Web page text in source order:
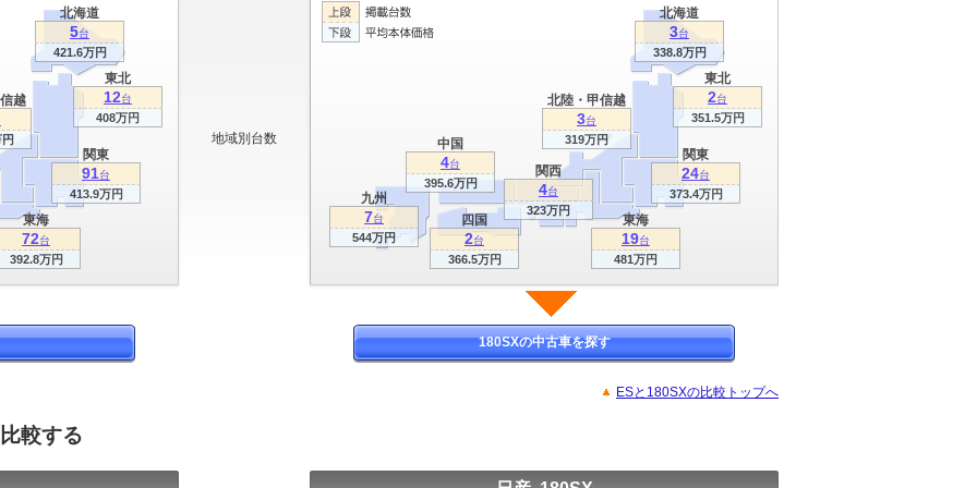
関東
91台
413.9万円
東海
72台
392.8万円
北海道
5台
421.6万円
東北
12台
408万円
越
地域別台数
関東
24台
373.4万円
関西
4台
323万円
東海
19台
481万円
北海道
3台
338.8万円
九州
7台
544万円
東北
2台
351.5万円
北陸・甲信越
3台
319万円
中国
4台
395.6万円
四国
2台
366.5万円
180SXの中古車を探す
ESと180SXの比較トップへ
較する